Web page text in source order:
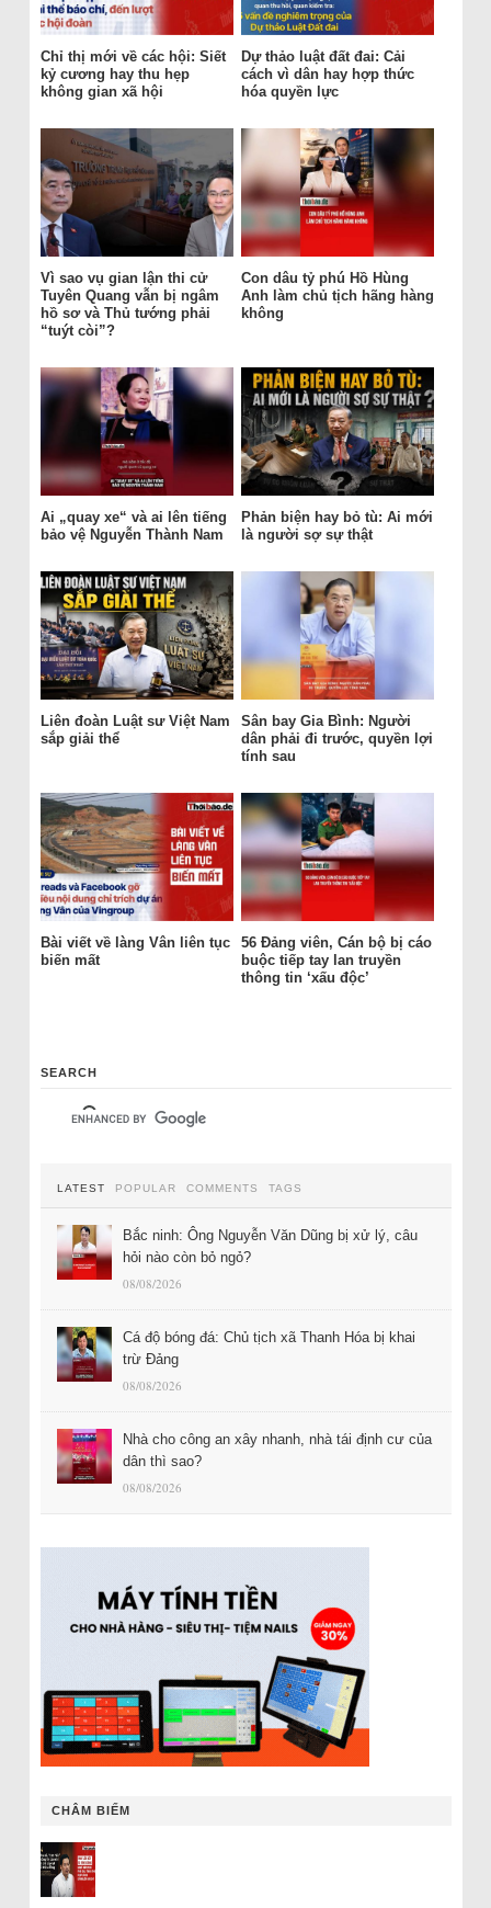
Chỉ thị mới về các hội: Siết
kỷ cương hay thu hẹp
không gian xã hội
Dự thảo luật đất đai: Cải
cách vì dân hay hợp thức
hóa quyền lực
Vì sao vụ gian lận thi cử
Tuyên Quang vẫn bị ngâm
hồ sơ và Thủ tướng phải
“tuýt còi”?
Con dâu tỷ phú Hồ Hùng
Anh làm chủ tịch hãng hàng
không
Ai „quay xe“ và ai lên tiếng
bảo vệ Nguyễn Thành Nam
Phản biện hay bỏ tù: Ai mới
là người sợ sự thật
Liên đoàn Luật sư Việt Nam
sắp giải thể
Sân bay Gia Bình: Người
dân phải đi trước, quyền lợi
tính sau
Bài viết về làng Vân liên tục
biến mất
56 Đảng viên, Cán bộ bị cáo
buộc tiếp tay lan truyền
thông tin ‘xấu độc’
SEARCH
LATEST POPULAR COMMENTS TAGS
Bắc ninh: Ông Nguyễn Văn Dũng bị xử lý, câu
hỏi nào còn bỏ ngỏ?
08/08/2026
Cá độ bóng đá: Chủ tịch xã Thanh Hóa bị khai
trừ Đảng
08/08/2026
Nhà cho công an xây nhanh, nhà tái định cư của
dân thì sao?
08/08/2026
CHÂM BIẾM